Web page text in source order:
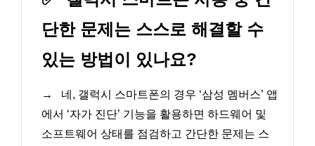
단한 문제는 스스로 해결할 수
있는 방법이 있나요?
→
네, 갤럭시 스마트폰의 경우 ‘삼성 멤버스’ 앱
에서 ‘자가 진단’ 기능을 활용하면 하드웨어 및
소프트웨어 상태를 점검하고 간단한 문제는 스